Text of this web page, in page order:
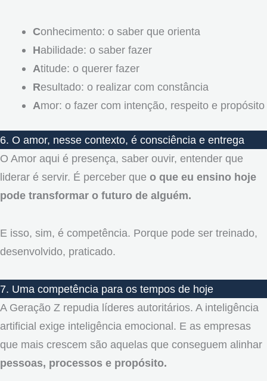
Conhecimento: o saber que orienta
Habilidade: o saber fazer
Atitude: o querer fazer
Resultado: o realizar com constância
Amor: o fazer com intenção, respeito e propósito
6. O amor, nesse contexto, é consciência e entrega
O Amor aqui é presença, saber ouvir, entender que
liderar é servir. É perceber que o que eu ensino hoje
pode transformar o futuro de alguém.
E isso, sim, é competência. Porque pode ser treinado,
desenvolvido, praticado.
7. Uma competência para os tempos de hoje
A Geração Z repudia líderes autoritários. A inteligência
artificial exige inteligência emocional. E as empresas
que mais crescem são aquelas que conseguem alinhar
pessoas, processos e propósito.